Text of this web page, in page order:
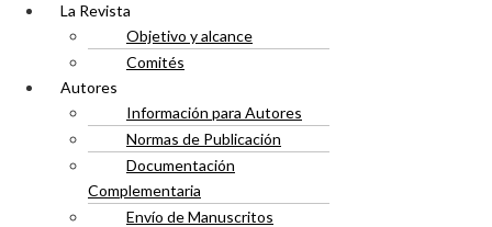
La Revista
Objetivo y alcance
Comités
Autores
Información para Autores
Normas de Publicación
Documentación
Complementaria
Envío de Manuscritos